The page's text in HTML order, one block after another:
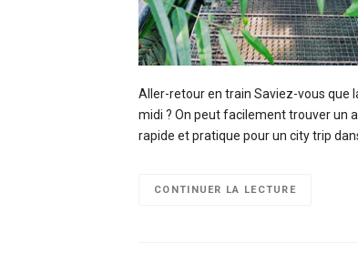
Aller-retour en train Saviez-vous que
midi ? On peut facilement trouver un
rapide et pratique pour un city trip
CONTINUER LA LECTURE